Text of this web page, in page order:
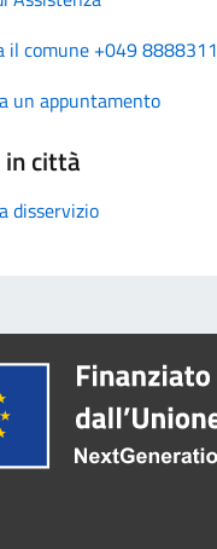
il comune +049 8888311
un appuntamento
città
disservizio